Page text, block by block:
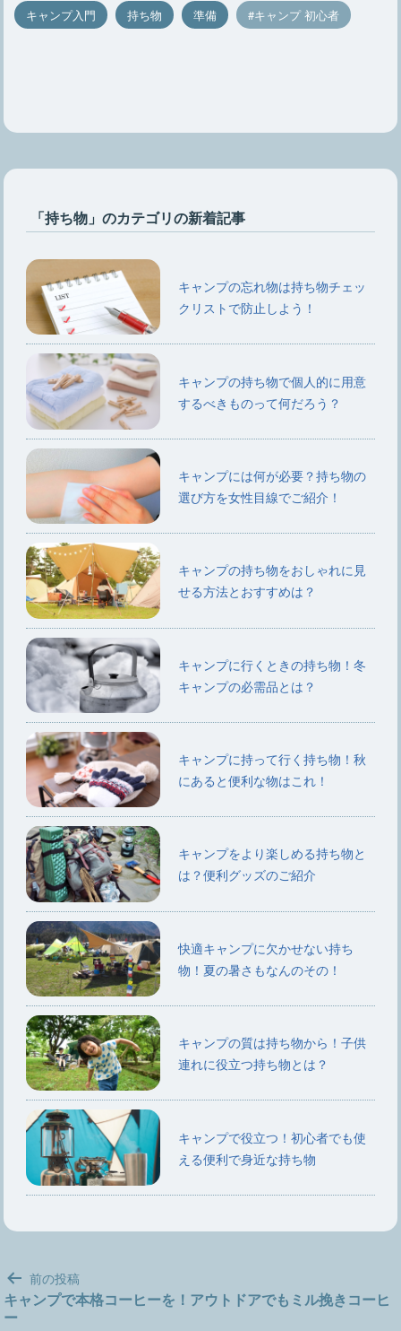
キャンプ入門 持ち物 準備 キャンプ 初心者
「持ち物」のカテゴリの新着記事
キャンプの忘れ物は持ち物チェッ
クリストで防止しよう！
キャンプの持ち物で個人的に用意
するべきものって何だろう？
キャンプには何が必要？持ち物の
選び方を女性目線でご紹介！
キャンプの持ち物をおしゃれに見
せる方法とおすすめは？
キャンプに行くときの持ち物！冬
キャンプの必需品とは？
キャンプに持って行く持ち物！秋
にあると便利な物はこれ！
キャンプをより楽しめる持ち物と
は？便利グッズのご紹介
快適キャンプに欠かせない持ち
物！夏の暑さもなんのその！
キャンプの質は持ち物から！子供
連れに役立つ持ち物とは？
キャンプで役立つ！初心者でも使
える便利で身近な持ち物
投
稿
ナ
前の投稿
キャンプで本格コーヒーを！アウトドアでもミル挽きコーヒ
ー